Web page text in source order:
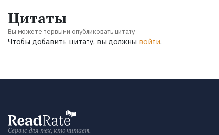
Цитаты
Вы можете первыми опубликовать цитату
Чтобы добавить цитату, вы должны войти.
Сервис для тех, кто читает.